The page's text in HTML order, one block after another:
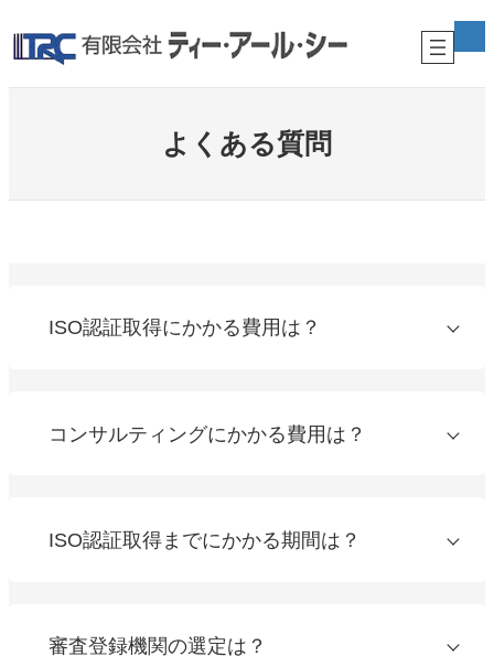
容
を
ア
リ
よくある質問
ISO認証取得にかかる費用は？
コンサルティングにかかる費用は？
ISO認証取得までにかかる期間は？
審査登録機関の選定は？